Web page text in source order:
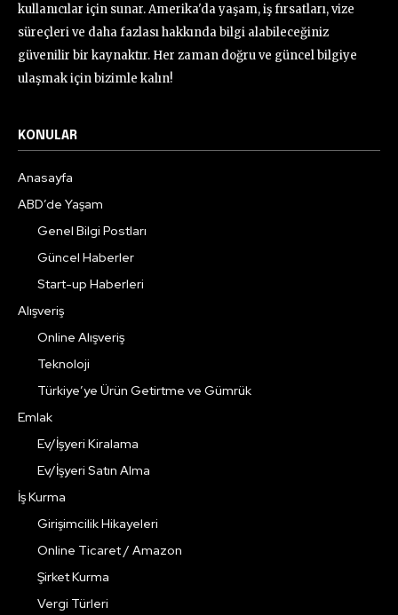
kullanıcılar için sunar. Amerika'da yaşam, iş fırsatları, vize
süreçleri ve daha fazlası hakkında bilgi alabileceğiniz
güvenilir bir kaynaktır. Her zaman doğru ve güncel bilgiye
ulaşmak için bizimle kalın!
KONULAR
Anasayfa
ABD’de Yaşam
Genel Bilgi Postları
Güncel Haberler
Start-up Haberleri
Alışveriş
Online Alışveriş
Teknoloji
Türkiye’ye Ürün Getirtme ve Gümrük
Emlak
Ev/İşyeri Kiralama
Ev/İşyeri Satın Alma
İş Kurma
Girişimcilik Hikayeleri
Online Ticaret / Amazon
Şirket Kurma
Vergi Türleri